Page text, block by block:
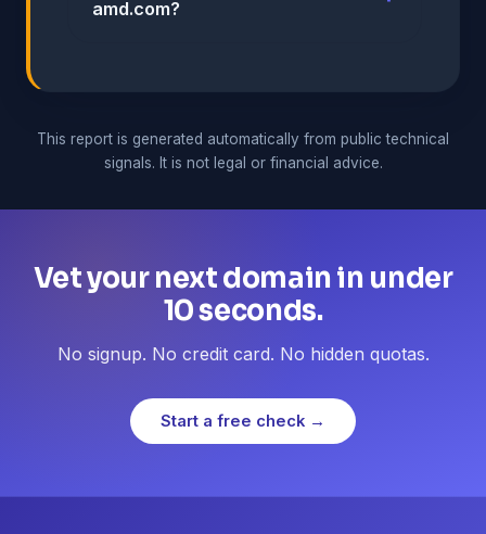
amd.com?
This report is generated automatically from public technical
signals. It is not legal or financial advice.
Vet your next domain in under
10 seconds.
No signup. No credit card. No hidden quotas.
Start a free check →